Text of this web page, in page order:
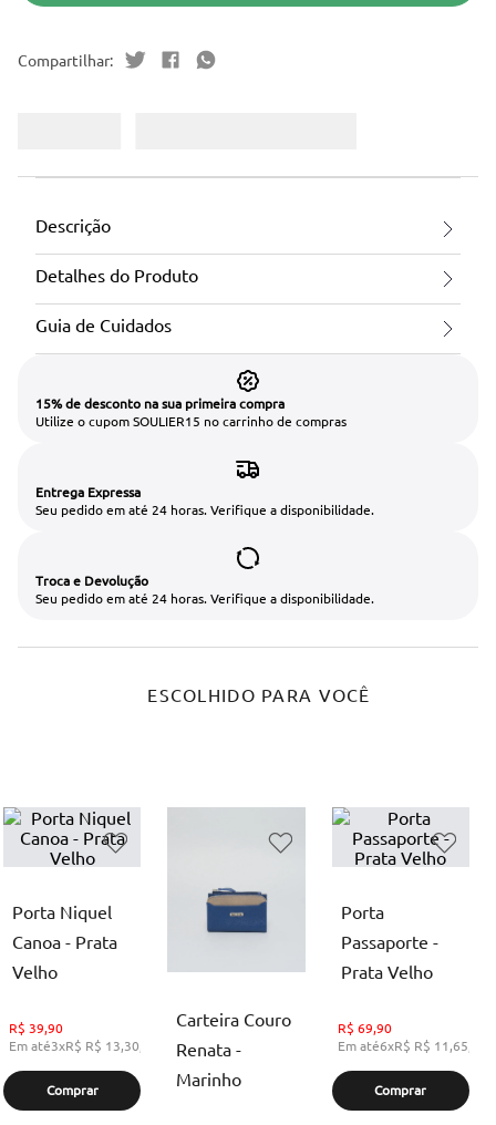
Descrição
Detalhes do Produto
Guia de Cuidados
15% de desconto na sua primeira compra
Utilize o cupom SOULIER15 no carrinho de compras
Entrega Expressa
Seu pedido em até 24 horas. Verifique a disponibilidade.
Troca e Devolução
Seu pedido em até 24 horas. Verifique a disponibilidade.
ESCOLHIDO PARA VOCÊ
Porta Niquel
Canoa - Prata
Velho
R$ 39,90
Em até3xR$ R$ 13,30 sem juros
Comprar
Carteira Couro
Renata -
Marinho
Porta
Passaporte -
Prata Velho
R$ 69,90
Em até6xR$ R$ 11,65
Comprar